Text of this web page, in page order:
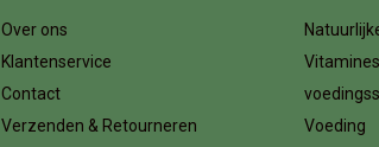
Over ons
Klantenservice
Contact
Verzenden & Retourneren
Voeding